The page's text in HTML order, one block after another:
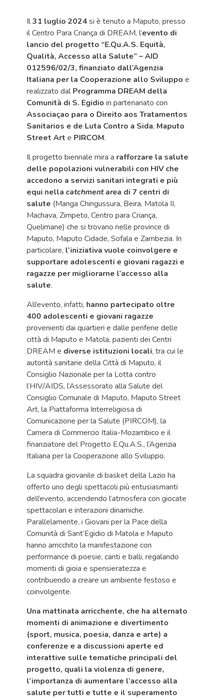
Il31 luglio 2024si è tenuto a Maputo, presso
il Centro Para Criança di DREAM, l’evento di
lancio del progetto “E.Qu.A.S. Equità,
Qualità, Accesso alla Salute” – AID
012596/02/3, finanziato dall’Agenzia
Italiana per la Cooperazione allo Sviluppo e
realizzato dalProgramma DREAM della
Comunità di S. Egidio in partenariato con
Associaçao para o Direito aos Tratamentos
Sanitarios e de Luta Contro a Sida, Maputo
Street Art e PIRCOM.
Il progetto biennale mira a rafforzare la salute
delle popolazioni vulnerabili con HIV che
accedono a servizi sanitari integrati e più
equi nella catchment area di 7 centri di
salute (Manga Chingussura, Beira, Matola II,
Machava, Zimpeto, Centro para Criança,
Quelimane) che si trovano nelle province di
Maputo, Maputo Cidade, Sofala e Zambezia. In
particolare, l’iniziativa vuole coinvolgere e
supportare adolescenti e giovani ragazzi e
ragazze per migliorarne l’accesso alla
salute.
All’evento, infatti, hanno partecipato oltre
400 adolescenti e giovani ragazze
provenienti dai quartieri e dalle periferie delle
città di Maputo e Matola, pazienti dei Centri
DREAM e diverse istituzioni locali, tra cui le
autorità sanitarie della Città di Maputo, il
Consiglio Nazionale per la Lotta contro
l’HIV/AIDS, l’Assessorato alla Salute del
Consiglio Comunale di Maputo, Maputo Street
Art, la Piattaforma Interreligiosa di
Comunicazione per la Salute (PIRCOM), la
Camera di Commercio Italia-Mozambico e il
finanziatore del Progetto E.Qu.A.S., l’Agenzia
Italiana per la Cooperazione allo Sviluppo.
La squadra giovanile di basket della Lazio ha
offerto uno degli spettacoli più entusiasmanti
dell’evento, accendendo l’atmosfera con giocate
spettacolari e interazioni dinamiche.
Parallelamente, i Giovani per la Pace della
Comunità di Sant’Egidio di Matola e Maputo
hanno arricchito la manifestazione con
performance di poesie, canti e balli, regalando
momenti di gioia e spensieratezza e
contribuendo a creare un ambiente festoso e
coinvolgente.
Una mattinata arricchente, che ha alternato
momenti di animazione e divertimento
(sport, musica, poesia, danza e arte) a
conferenze e a discussioni aperte ed
interattive sulle tematiche principali del
progetto, quali la violenza di genere,
l’importanza di aumentare l’accesso alla
salute per tutti e tutte e il superamento